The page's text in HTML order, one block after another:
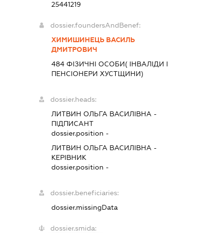
25441219
dossier.foundersAndBenef:
ХИМИШИНЕЦЬ ВАСИЛЬ
ДМИТРОВИЧ
484 ФІЗИЧНІ ОСОБИ( ІНВАЛІДИ І
ПЕНСІОНЕРИ ХУСТЩИНИ)
dossier.heads:
ЛИТВИН ОЛЬГА ВАСИЛІВНА -
ПІДПИСАНТ
dossier.position -
ЛИТВИН ОЛЬГА ВАСИЛІВНА -
КЕРІВНИК
dossier.position -
dossier.beneficiaries:
dossier.missingData
dossier.smida: